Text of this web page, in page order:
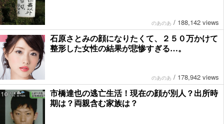
のあのあ / 188,142 views
石原さとみの顔になりたくて、２５０万かけて
整形した女性の結果が悲惨すぎる…。
のあのあ / 178,942 views
市橋達也の逃亡生活！現在の顔が別人？出所時
期は？両親含む家族は？